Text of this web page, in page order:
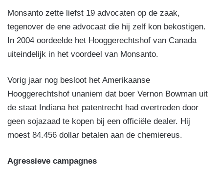
Monsanto zette liefst 19 advocaten op de zaak,
tegenover de ene advocaat die hij zelf kon bekostigen.
In 2004 oordeelde het Hooggerechtshof van Canada
uiteindelijk in het voordeel van Monsanto.
Vorig jaar nog besloot het Amerikaanse
Hooggerechtshof unaniem dat boer Vernon Bowman uit
de staat Indiana het patentrecht had overtreden door
geen sojazaad te kopen bij een officiële dealer. Hij
moest 84.456 dollar betalen aan de chemiereus.
Agressieve campagnes